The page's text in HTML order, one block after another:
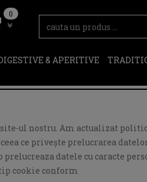
0
& APERITIVE
ul nostru. Am actualizat
ce privește prelucrarea
datele cu caracte
cookie conform